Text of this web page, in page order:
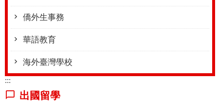
僑外生事務
華語教育
海外臺灣學校
:::
出國留學